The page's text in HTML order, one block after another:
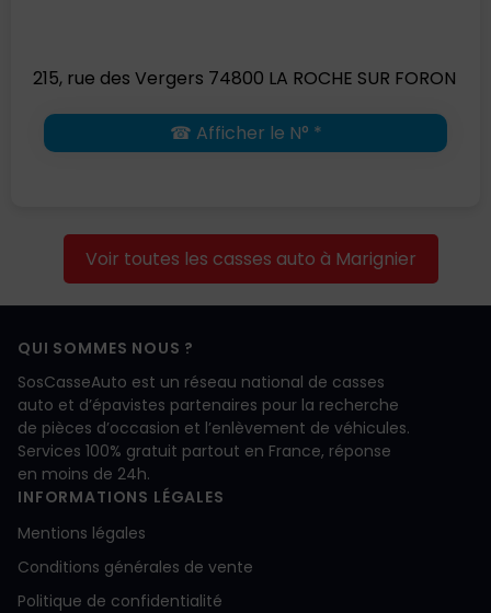
215, rue des Vergers 74800 LA ROCHE SUR FORON
☎ Afficher le N° *
Voir toutes les casses auto à Marignier
QUI SOMMES NOUS ?
SosCasseAuto est un réseau national de casses
auto et d’épavistes partenaires pour la recherche
de pièces d’occasion et l’enlèvement de véhicules.
Services 100% gratuit partout en France, réponse
en moins de 24h.
INFORMATIONS LÉGALES
Mentions légales
Conditions générales de vente
Politique de confidentialité